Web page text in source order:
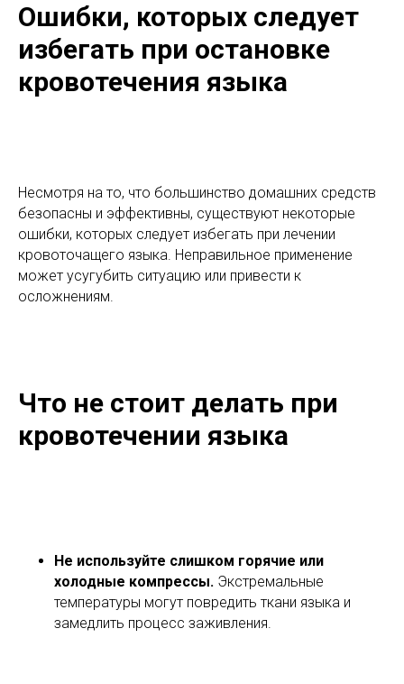
Ошибки, которых следует
избегать при остановке
кровотечения языка
Несмотря на то, что большинство домашних средств
безопасны и эффективны, существуют некоторые
ошибки, которых следует избегать при лечении
кровоточащего языка. Неправильное применение
может усугубить ситуацию или привести к
осложнениям.
Что не стоит делать при
кровотечении языка
Не используйте слишком горячие или
холодные компрессы. Экстремальные
температуры могут повредить ткани языка и
замедлить процесс заживления.